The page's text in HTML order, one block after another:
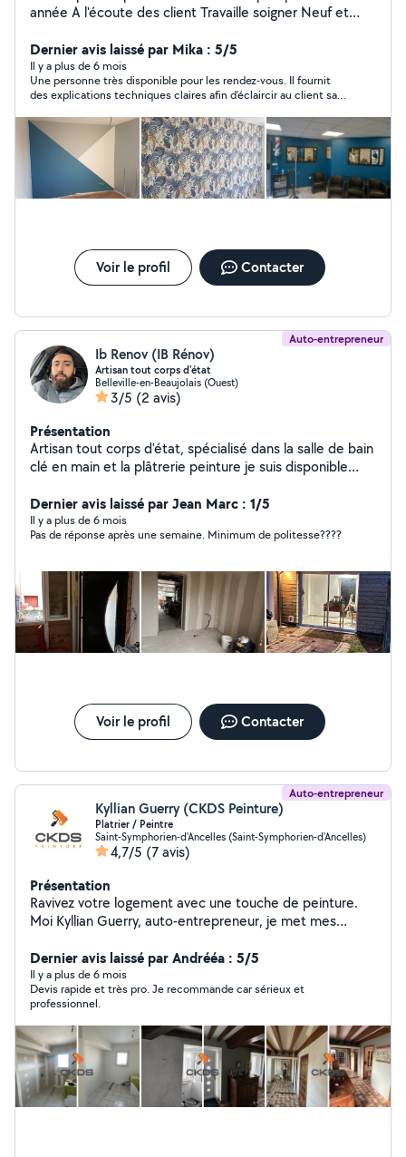
année A l'écoute des client Travaille soigner Neuf et
Dernier avis laissé par Mika : 5/5
Il y a plus de 6 mois
Une personne très disponible pour les rendez-vous. Il fournit
des explications techniques claires afin d’éclaircir au client sa
Voir le profil Contacter
Auto-entrepreneur
Ib Renov (IB Rénov)
Artisan tout corps d'état
Belleville-en-Beaujolais (Ouest)
3/5 (2 avis)
Présentation
Artisan tout corps d'état, spécialisé dans la salle de bain
clé en main et la plâtrerie peinture je suis disponible
moindre des politesses es de répondre à l'artisan qui
prend le temps de vous écrire . Même si c'est pour
refuser !
Dernier avis laissé par Jean Marc : 1/5
Il y a plus de 6 mois
Pas de réponse après une semaine. Minimum de politesse????
Voir le profil Contacter
Auto-entrepreneur
Kyllian Guerry (CKDS Peinture)
Platrier / Peintre
Saint-Symphorien-d'Ancelles (Saint-Symphorien-d'Ancelles)
4,7/5 (7 avis)
Présentation
Ravivez votre logement avec une touche de peinture.
Moi Kyllian Guerry, auto-entrepreneur, je met mes
travaux de rénovation ou du neuf. Alors n'hésitez pas à
me solliciter afin d'obtenir un devis sous un délais de
24h.
Dernier avis laissé par Andrééa : 5/5
Il y a plus de 6 mois
Devis rapide et très pro. Je recommande car sérieux et
professionnel.